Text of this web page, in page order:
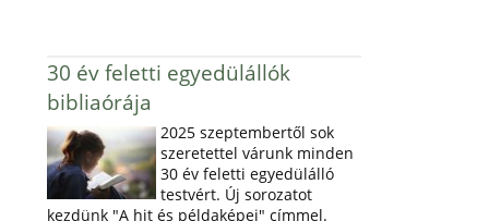
30 év feletti egyedülállók
bibliaórája
2025 szeptembertől sok
szeretettel várunk minden
30 év feletti egyedülálló
testvért. Új sorozatot
kezdünk "A hit és példaképei" címmel.